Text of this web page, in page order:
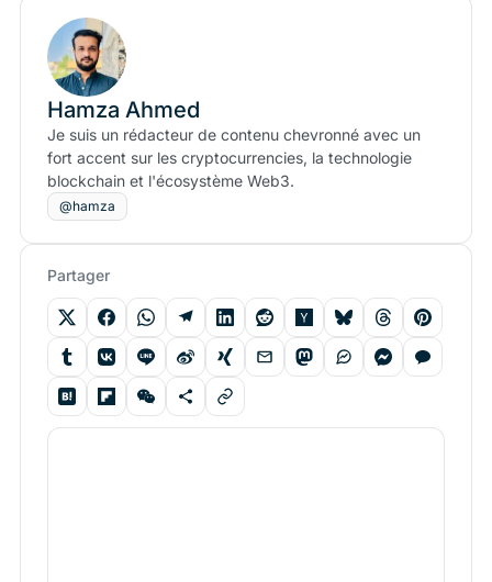
Hamza Ahmed
Je suis un rédacteur de contenu chevronné avec un
fort accent sur les cryptocurrencies, la technologie
blockchain et l'écosystème Web3.
@hamza
Partager